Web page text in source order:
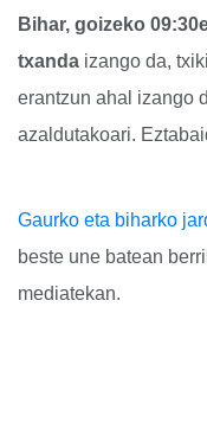
Bihar, goizeko
txanda izango da,
erantzun ahal izango
azaldutakoari.
Gaurko eta biharko
beste une batean
mediatekan.